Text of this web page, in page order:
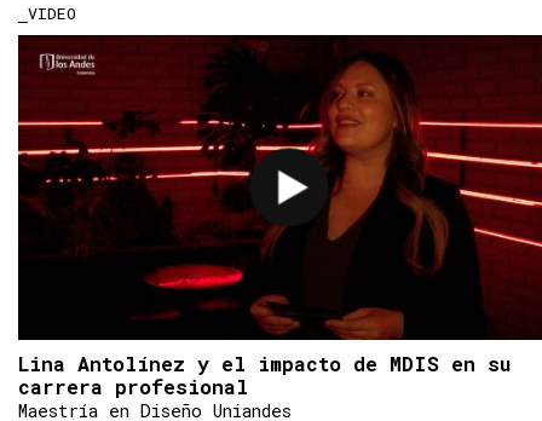
VIDEO
Lina Antolínez y el impacto de MDIS en su
carrera profesional
Maestría en Diseño Uniandes